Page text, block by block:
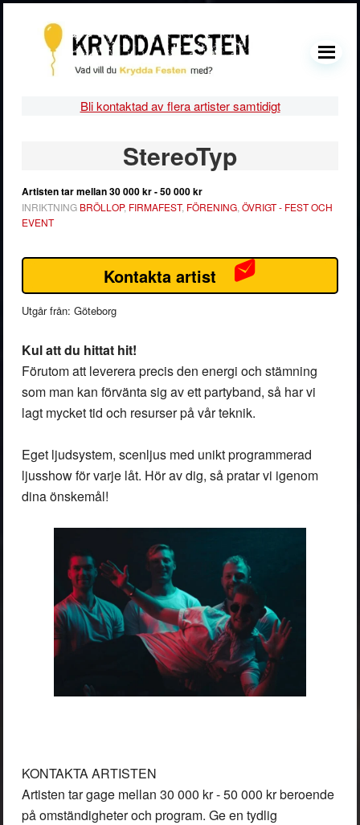
huvudnavigering
huvudinnehåll
MENU
Bli kontaktad av flera artister samtidigt
StereoTyp
Artisten tar mellan30 000 kr - 50 000 kr
INRIKTNING BRÖLLOP, FIRMAFEST, FÖRENING,ÖVRIGT - FEST OCH
EVENT
Kontakta artist
Utgår från: Göteborg
Kul att du hittat hit!
Förutom att leverera precis den energi och stämning
som man kan förvänta sig av ett partyband, så har vi
lagt mycket tid och resurser på vår teknik.
Eget ljudsystem, scenljus med unikt programmerad
ljusshow för varje låt. Hör av dig, så pratar vi igenom
dina önskemål!
KONTAKTA ARTISTEN
Artisten tar gage mellan 30 000 kr - 50 000 krberoende
på omständigheter och program. Ge en tydlig